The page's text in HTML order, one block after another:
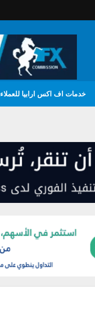
خدمات اف اكس ارابيا للعملاء